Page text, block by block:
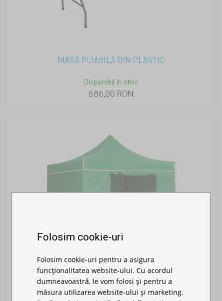
MASĂ PLIABILĂ DIN PLASTIC
Disponibil în stoc
686,00 RON
PERETE LATERAL 3M CU UȘĂ
Disponibil în stoc
Folosim cookie-uri
Folosim cookie-uri pentru a asigura
funcționalitatea website-ului. Cu acordul
dumneavoastră, le vom folosi și pentru a
măsura utilizarea website-ului și marketing.